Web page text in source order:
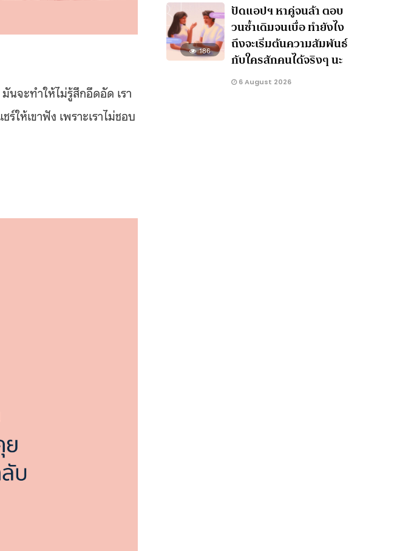
นจะทำให้ไม่รู้สึกอึดอัด เรา
ร์ให้เขาฟัง เพราะเราไม่ชอบ
186
ปัดแอปฯ หาคู่จนล้า ตอบ
วนซ้ำเดิมจนเบื่อ ทำยังไง
ถึงจะเริ่มต้นความสัมพันธ์
กับใครสักคนได้จริงๆ นะ
6 August 2026